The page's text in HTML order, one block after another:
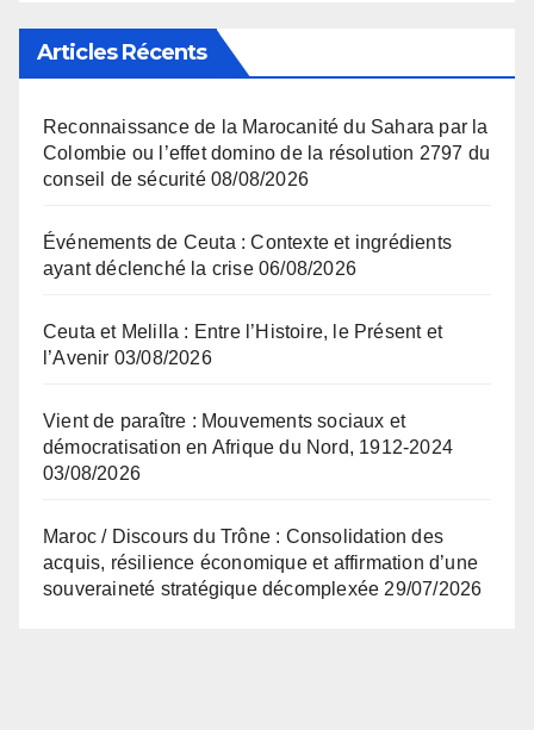
Articles Récents
Reconnaissance de la Marocanité du Sahara par la
Colombie ou l’effet domino de la résolution 2797 du
conseil de sécurité 08/08/2026
Événements de Ceuta : Contexte et ingrédients
ayant déclenché la crise 06/08/2026
Ceuta et Melilla : Entre l’Histoire, le Présent et
l’Avenir 03/08/2026
Vient de paraître : Mouvements sociaux et
démocratisation en Afrique du Nord, 1912-2024
03/08/2026
Maroc / Discours du Trône : Consolidation des
acquis, résilience économique et affirmation d’une
souveraineté stratégique décomplexée 29/07/2026